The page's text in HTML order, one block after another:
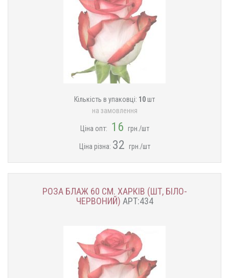
Кількість в упаковці: 10 шт
на замовлення
Ціна опт: 16 грн./шт
Ціна різна: 32 грн./шт
РОЗА БЛАЖ 60 СМ. ХАРКІВ (ШТ, БІЛО-
ЧЕРВОНИЙ) АРТ:434